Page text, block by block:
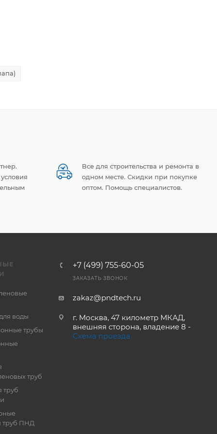
Все для строительства и ремонта в
одном месте. Скидки при покупке
оптом. Помощь специалистов.
воды
трубы
труб
труб
труб ПНД
+7 (499) 755-60-05
ЗАКАЗАТЬ ЗВОНОК
zakaz@pndtech.ru
г. Москва, 47 километр МКАД,
внешняя сторона, владение 8 -
Схема проезда